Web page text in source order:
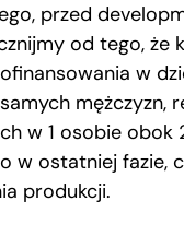
przed
od tego, że
w
mężczyzn,
w 1 osobie obok
w ostatniej fazie,
produkcji.